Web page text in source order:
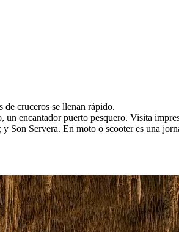
cruceros se llenan rápido.
un encantador puerto pesquero. Visita
Son Servera. En moto o scooter es una